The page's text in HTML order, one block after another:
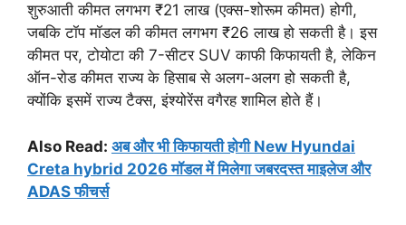
शुरुआती कीमत लगभग ₹21 लाख (एक्स-शोरूम कीमत) होगी,
जबकि टॉप मॉडल की कीमत लगभग ₹26 लाख हो सकती है। इस
कीमत पर, टोयोटा की 7-सीटर SUV काफी किफायती है, लेकिन
ऑन-रोड कीमत राज्य के हिसाब से अलग-अलग हो सकती है,
क्योंकि इसमें राज्य टैक्स, इंश्योरेंस वगैरह शामिल होते हैं।
Also Read: अब और भी किफायती होगी New Hyundai
Creta hybrid 2026 मॉडल में मिलेगा जबरदस्त माइलेज और
ADAS फीचर्स